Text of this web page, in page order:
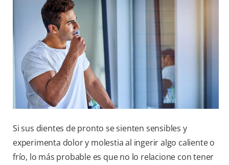
DÓNDE COMPRAR
Si sus dientes de pronto se sienten sensibles y
experimenta dolor y molestia al ingerir algo caliente o
frío, lo más probable es que no lo relacione con tener